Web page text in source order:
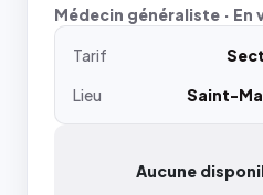
Médecin généraliste · En
Tarif
Lieu
Saint-
Aucune